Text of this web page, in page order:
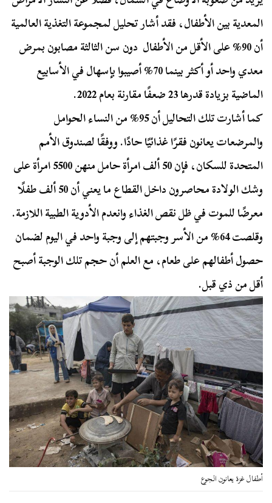
المعدية بين الأطفال، فقد أشار تحليل لمجموعة التغذية العالمية
أن 90% على الأقل من الأطفال دون سن الثالثة مصابون بمرض
معدي واحد أو أكثر بينما 70% أصيبوا بإسهال في الأسابيع
الماضية بزيادة قدرها 23 ضعفًا مقارنة بعام 2022.
كما أشارت تلك التحاليل أن 95% من النساء الحوامل
والمرضعات يعانون فقرًا غذائيًا حادًا. ووفقًا لصندوق الأمم
المتحدة للسكان، فإن 50 ألف امرأة حامل منهن 5500 امرأة على
وشك الولادة محاصرون داخل القطاع ما يعني أن 50 ألف طفلًا
معرضًا للموت في ظل نقص الغذاء وانعدم الأدوية الطبية اللازمة.
وقلصت 64% من الأسر وجبتهم إلى وجبة واحد في اليوم لضمان
حصول أطفالهم على طعام، مع العلم أن حجم تلك الوجبة أصبح
أقل من ذي قبل.
أطفال غزة يعانون الجوع